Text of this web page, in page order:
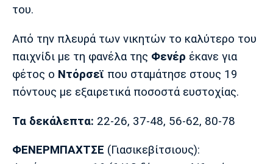
Ίντερ Μίλαν Μπάγερν
Μπορούσια
Ντόρτμουντ
Παρί Σεν
Ζερμέν
Μαρσέιγ
του.
Από την πλευρά των νικητών το καλύτερο του
παιχνίδι με τη φανέλα της Φενέρ έκανε για
φέτος ο Ντόρσεϊ που σταμάτησε στους 19
πόντους με εξαιρετικά ποσοστά ευστοχίας.
Τα δεκάλεπτα: 22-26, 37-48, 56-62, 80-78
ΦΕΝΕΡΜΠΑΧΤΣΕ (Γιασικεβίτσιους):